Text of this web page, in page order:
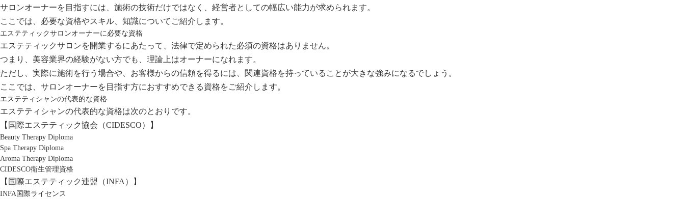
サロンオーナーを目指すには、施術の技術だけではなく、経営者としての幅広い能力が求められます。
ここでは、必要な資格やスキル、知識についてご紹介します。
エステティックサロンオーナーに必要な資格
エステティックサロンを開業するにあたって、法律で定められた必須の資格はありません。
つまり、美容業界の経験がない方でも、理論上はオーナーになれます。
ただし、実際に施術を行う場合や、お客様からの信頼を得るには、関連資格を持っていることが大きな強みになるでしょう。
ここでは、サロンオーナーを目指す方におすすめできる資格をご紹介します。
エステティシャンの代表的な資格
エステティシャンの代表的な資格は次のとおりです。
【国際エステティック協会（CIDESCO）】
Beauty Therapy Diploma
Spa Therapy Diploma
Aroma Therapy Diploma
CIDESCO衛生管理資格
【国際エステティック連盟（INFA）】
INFA国際ライセンス